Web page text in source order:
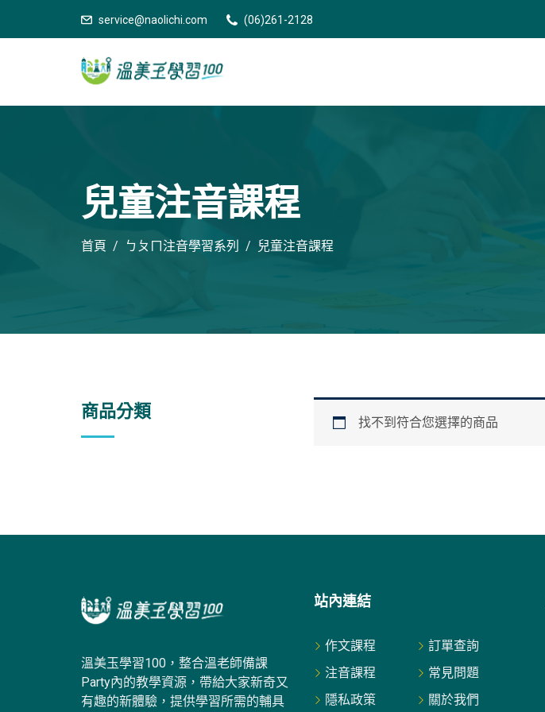
service@naolichi.com (06)261-2128
兒童注音課程
首頁 ㄅㄆㄇ注音學習系列 兒童注音課程
商品分類
找不到符合您選擇的商品
溫美玉學習100，整合溫老師備課
Party內的教學資源，帶給大家新奇又
有趣的新體驗，提供學習所需的輔具
站內連結
作文課程
訂單查詢
注音課程
常見問題
隱私政策
關於我們